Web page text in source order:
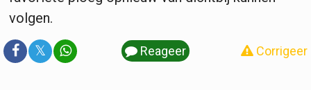
volgen.
𝕏 Reageer Corrigeer